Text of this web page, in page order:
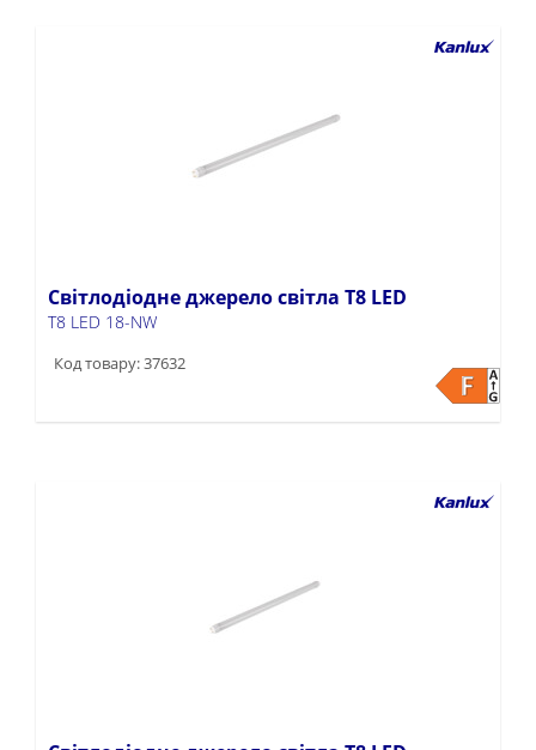
Світлодіодне джерело світла T8 LED
T8 LED 18-NW
Код товару: 37632